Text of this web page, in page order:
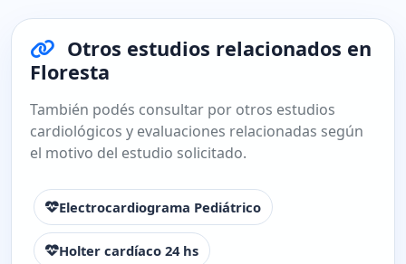
Otros estudios relacionados en
Floresta
También podés consultar por otros estudios
cardiológicos y evaluaciones relacionadas según
el motivo del estudio solicitado.
Electrocardiograma Pediátrico
Holter cardíaco 24 hs